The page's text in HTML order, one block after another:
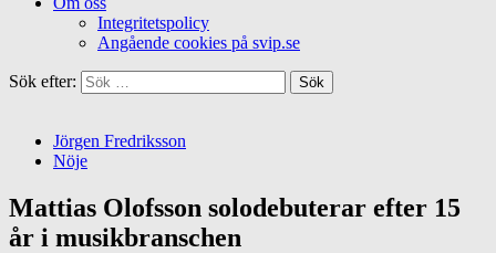
Integritetspolicy
Angående cookies på svip.se
Sök efter:
Jörgen Fredriksson
Nöje
Mattias Olofsson solodebuterar efter 15
år i musikbranschen